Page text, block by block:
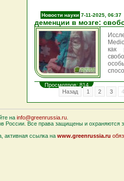
Новости науки 7-11-2025, 06:37
деменции в мозге:
как
Просмотров: 814
Назад
1 2 3 4
на info@greenrussia.ru
России. Все права защищены и охраняются
активная ссылка на www.greenrussia.ru